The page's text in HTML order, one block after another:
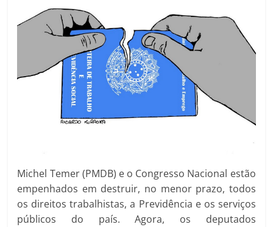
Michel Temer (PMDB) e o Congresso Nacional estão
empenhados em destruir, no menor prazo, todos
os direitos trabalhistas, a Previdência e os serviços
públicos do país. Agora, os deputados